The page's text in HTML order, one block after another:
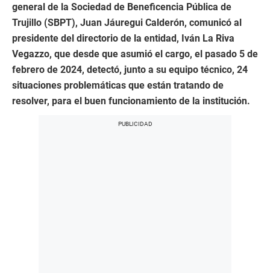
general de la Sociedad de Beneficencia Pública de
Trujillo (SBPT), Juan Jáuregui Calderón, comunicó al
presidente del directorio de la entidad, Iván La Riva
Vegazzo, que desde que asumió el cargo, el pasado 5 de
febrero de 2024, detectó, junto a su equipo técnico, 24
situaciones problemáticas que están tratando de
resolver, para el buen funcionamiento de la institución.